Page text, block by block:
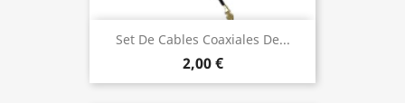
Set De Cables Coaxiales De...
2,00 €